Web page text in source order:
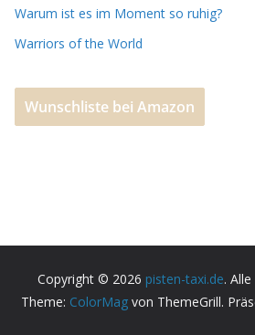
Warum ist es im Moment so ruhig?
Warriors of the World
Wunschliste bei Amazon
Copyright © 2026 pisten-taxi.de.
Theme: ColorMagvon ThemeGrill.